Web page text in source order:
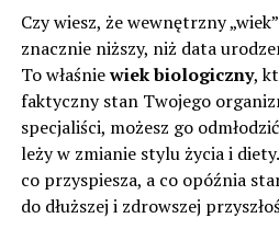
Czy wiesz, że wewnętrzny
znacznie niższy, niż data
To właśniewiek biologiczny,
faktyczny stan Twojego
specjaliści, możesz go
leży w zmianie stylu życia i
co przyspiesza, a co opóźnia
do dłuższej i zdrowszej